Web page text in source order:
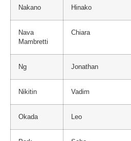
Nakano Hinako
Nava
Mambretti
Chiara
Ng Jonathan
Nikitin Vadim
Okada Leo